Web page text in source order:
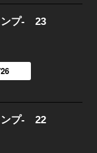
ンプ- 23
ンプ- 22